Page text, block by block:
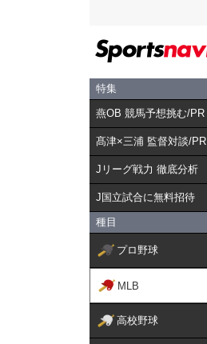
特集
燕OB 競馬予想挑む/PR
髙津×三浦 監督対談/PR
Jリーグ戦力 徹底分析
J国立試合に無料招待
種目
プロ野球
MLB
高校野球